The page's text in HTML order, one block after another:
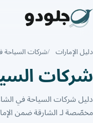
دليل الإمارات شركات السياحة
شركات
مخصّصة لـ الشارقة ضمن